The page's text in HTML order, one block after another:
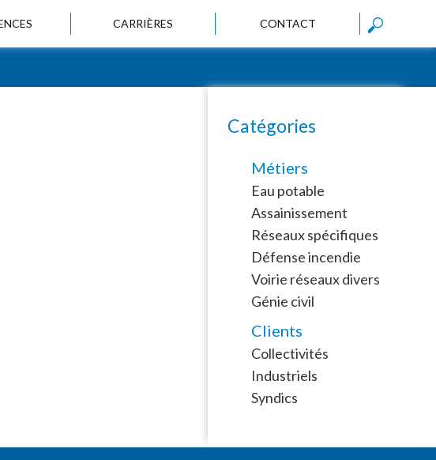
CARRIÈRES CONTACT
Catégories
Métiers
Eau potable
Assainissement
Réseaux spécifiques
Défense incendie
Voirie réseaux divers
Génie civil
Clients
Collectivités
Industriels
Syndics